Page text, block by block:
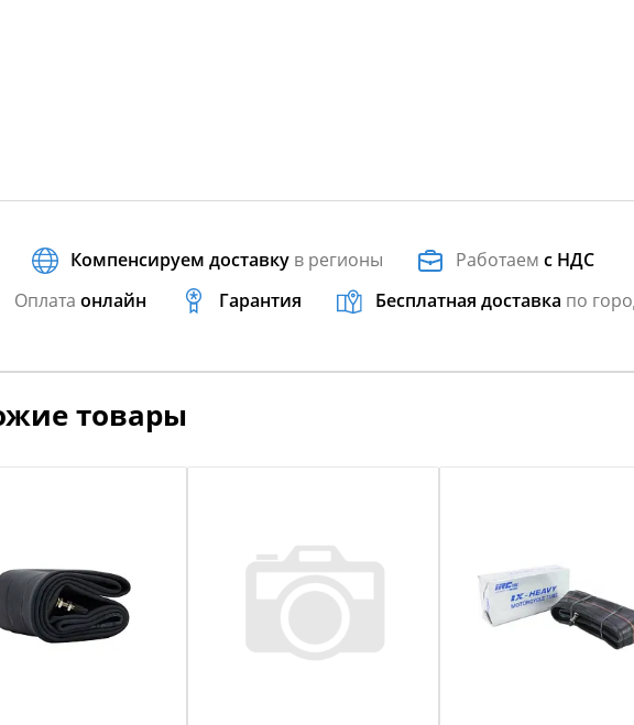
Компенсируем доставку в регионы Работаемс НДС
Оплата онлайн Гарантия Бесплатная доставка по
товары